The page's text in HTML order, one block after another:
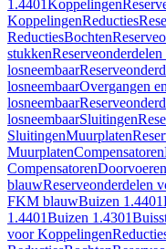
1.4401Koppelingen
KoppelingenReducties
ReductiesBochten
stukken
losneembaar
losneembaarOvergangen
losneembaar
losneembaarSluitingen
SluitingenMuurplaten
MuurplatenCompensatoren
CompensatorenDoorvoeren
blauwReserveonderdelen
FKM blauwBuizen 1.4401
1.4401Buizen 1.4301
voor Koppelingen